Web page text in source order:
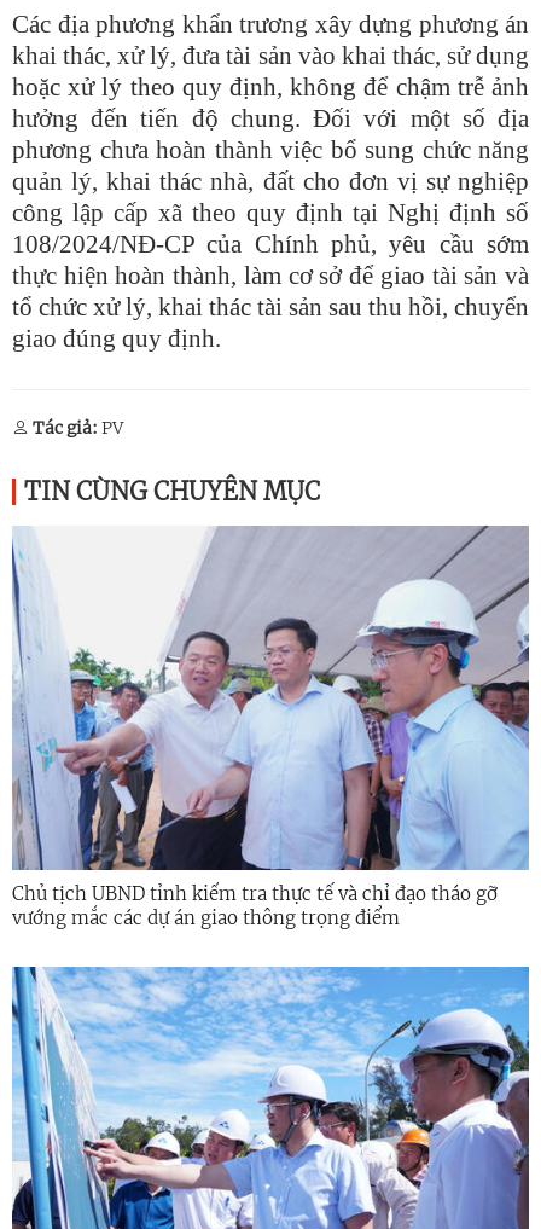
Các địa phương khẩn trương xây dựng phương án
khai thác, xử lý, đưa tài sản vào khai thác, sử dụng
hoặc xử lý theo quy định, không để chậm trễ ảnh
hưởng đến tiến độ chung. Đối với một số địa
phương chưa hoàn thành việc bổ sung chức năng
quản lý, khai thác nhà, đất cho đơn vị sự nghiệp
công lập cấp xã theo quy định tại Nghị định số
108/2024/NĐ-CP của Chính phủ, yêu cầu sớm
thực hiện hoàn thành, làm cơ sở để giao tài sản và
tổ chức xử lý, khai thác tài sản sau thu hồi, chuyển
giao đúng quy định.
Tác giả: PV
TIN CÙNG CHUYÊN MỤC
Chủ tịch UBND tỉnh kiểm tra thực tế và chỉ đạo tháo gỡ
vướng mắc các dự án giao thông trọng điểm